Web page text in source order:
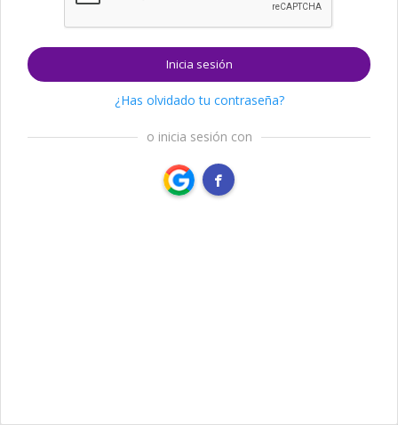
Inicia sesión
¿Has olvidado tu contraseña?
o inicia sesión con